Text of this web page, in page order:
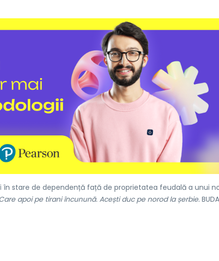
stare de dependență față de proprietatea feudală a unui
apoi pe tirani încunună. Acești duc pe norod la șerbie.